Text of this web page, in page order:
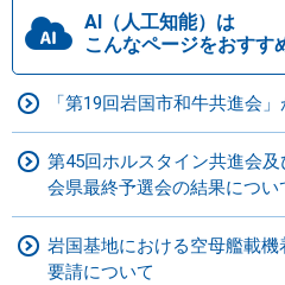
AI（人工知能）は
こんなページをおすす
「第19回岩国市和牛共進会
第45回ホルスタイン共進会
会県最終予選会の結果につい
岩国基地における空母艦載機
要請について